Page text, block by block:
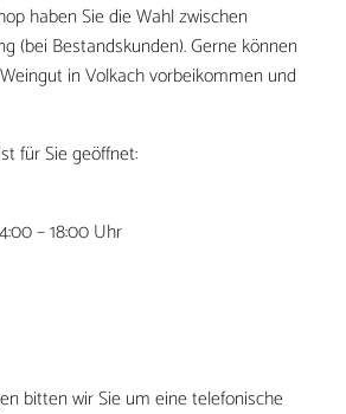
haben Sie die Wahl zwischen
(bei Bestandskunden). Gerne können
in Volkach vorbeikommen und
für Sie geöffnet:
– 18:00 Uhr
bitten wir Sie um eine telefonische